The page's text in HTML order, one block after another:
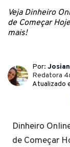
Veja Dinheiro
de Começar
mais!
Por:
Redatora
Atualizado
Dinheiro
de Começar